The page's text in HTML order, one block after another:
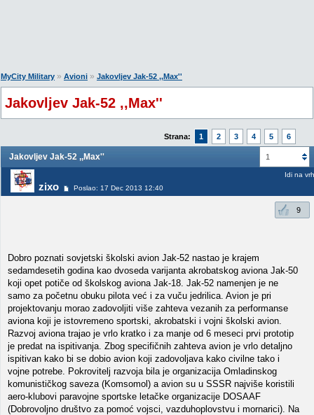
MyCity Military » Avioni » Jakovljev Jak-52 ,,Max''
Jakovljev Jak-52 ,,Max''
Strana: 1 2 3 4 5 6
1
Jakovljev Jak-52 ,,Max''
zixo Poslao: 17 Dec 2013 12:40
Idi na vrh
9
Dobro poznati sovjetski školski avion Jak-52 nastao je krajem
sedamdesetih godina kao dvoseda varijanta akrobatskog aviona Jak-50
koji opet potiče od školskog aviona Jak-18. Jak-52 namenjen je ne
samo za početnu obuku pilota već i za vuču jedrilica. Avion je pri
projektovanju morao zadovoljiti više zahteva vezanih za performanse
aviona koji je istovremeno sportski, akrobatski i vojni školski avion.
Razvoj aviona trajao je vrlo kratko i za manje od 6 meseci prvi prototip
je predat na ispitivanja. Zbog specifičnih zahteva avion je vrlo detaljno
ispitivan kako bi se dobio avion koji zadovoljava kako civilne tako i
vojne potrebe. Pokrovitelj razvoja bila je organizacija Omladinskog
komunističkog saveza (Komsomol) a avion su u SSSR najviše koristili
aero-klubovi paravojne sportske letačke organizacije DOSAAF
(Dobrovoljno društvo za pomoć vojsci, vazduhoplovstvu i mornarici). Na